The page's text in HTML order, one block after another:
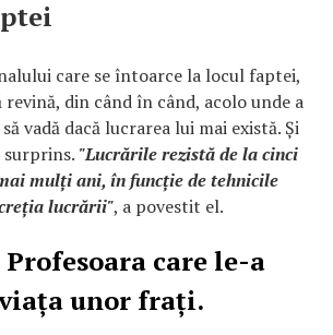
care se întoarce la locul faptei,
revină, din când în când, acolo unde a
vadă dacă lucrarea lui mai există. Și
surprins. "Lucrările rezistă de la cinci
mulți ani, în funcție de tehnicile
lucrării", a povestit el.
Profesoara care le-a
unor frați.